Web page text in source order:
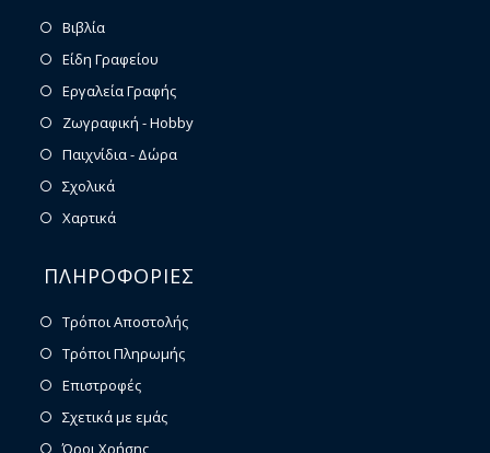
Βιβλία
Είδη Γραφείου
Εργαλεία Γραφής
Ζωγραφική - Hobby
Παιχνίδια - Δώρα
Σχολικά
Χαρτικά
ΠΛΗΡΟΦΟΡΙΕΣ
Τρόποι Αποστολής
Τρόποι Πληρωμής
Επιστροφές
Σχετικά με εμάς
Όροι Χρήσης